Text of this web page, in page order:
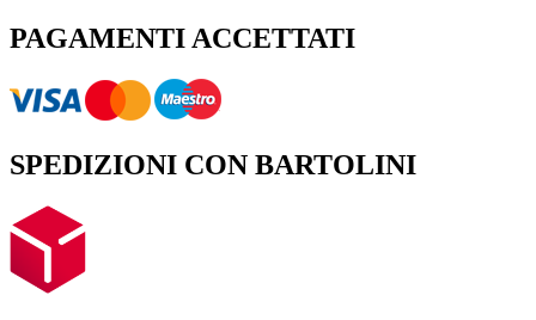
PAGAMENTI ACCETTATI
SPEDIZIONI CON BARTOLINI